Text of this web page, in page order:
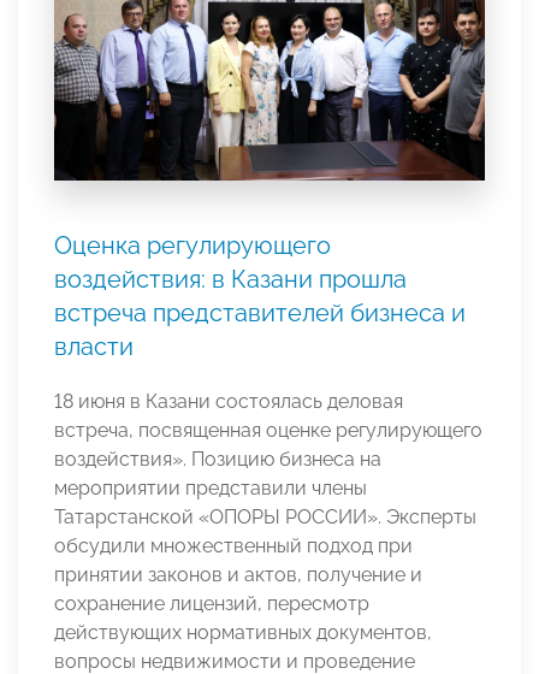
Оценка регулирующего
воздействия: в Казани прошла
встреча представителей бизнеса и
власти
18 июня в Казани состоялась деловая
встреча, посвященная оценке регулирующего
воздействия». Позицию бизнеса на
мероприятии представили члены
Татарстанской «ОПОРЫ РОССИИ». Эксперты
обсудили множественный подход при
принятии законов и актов, получение и
сохранение лицензий, пересмотр
действующих нормативных документов,
вопросы недвижимости и проведение